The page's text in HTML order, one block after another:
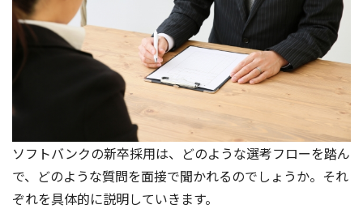
ソフトバンクの新卒採用は、どのような選考フローを踏ん
で、どのような質問を面接で聞かれるのでしょうか。それ
ぞれを具体的に説明していきます。